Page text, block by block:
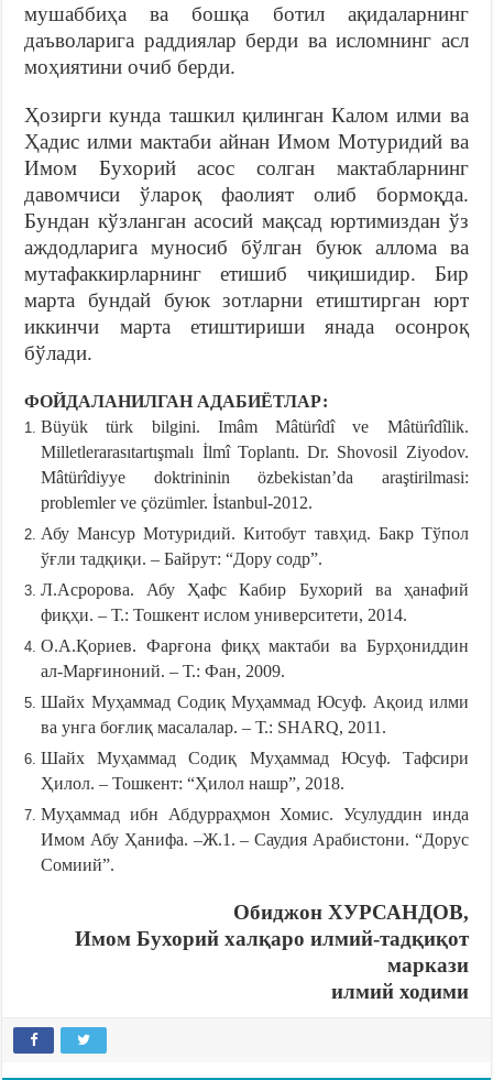
мушаббиҳа ва бошқа ботил ақидаларнинг
даъволарига раддиялар берди ва исломнинг асл
моҳиятини очиб берди.
Ҳозирги кунда ташкил қилинган Калом илми ва
Ҳадис илми мактаби айнан Имом Мотуридий ва
Имом Бухорий асос солган мактабларнинг
давомчиси ўлароқ фаолият олиб бормоқда.
Бундан кўзланган асосий мақсад юртимиздан ўз
аждодларига муносиб бўлган буюк аллома ва
мутафаккирларнинг етишиб чиқишидир. Бир
марта бундай буюк зотларни етиштирган юрт
иккинчи марта етиштириши янада осонроқ
бўлади.
ФОЙДАЛАНИЛГАН АДАБИЁТЛАР:
Büyük türk bilgini. Imâm Mâtürîdî ve Mâtürîdîlik.
Milletlerarasıtartışmalı İlmî Toplantı. Dr. Shovosil Ziyodov.
Mâtürîdiyye doktrininin özbekistanʼda araştirilmasi:
problemler ve çözümler. İstanbul-2012.
Абу Мансур Мотуридий. Китобут тавҳид. Бакр Тўпол
ўғли тадқиқи. – Байрут: “Дору содр”.
Л.Асророва. Абу Ҳафс Кабир Бухорий ва ҳанафий
фиқҳи. ‒ Т.: Тошкент ислом университети, 2014.
О.А.Қориев. Фарғона фиқҳ мактаби ва Бурҳониддин
ал-Марғиноний. ‒ Т.: Фан, 2009.
Шайх Муҳаммад Содиқ Муҳаммад Юсуф. Ақоид илми
ва унга боғлиқ масалалар. ‒ Т.: SHARQ, 2011.
Шайх Муҳаммад Содиқ Муҳаммад Юсуф. Тафсири
Ҳилол. – Тошкент: “Ҳилол нашр”, 2018.
Муҳаммад ибн Абдурраҳмон Хомис. Усулуддин инда
Имом Абу Ҳанифа. ‒Ж.1. – Саудия Арабистони. “Дорус
Сомиий”.
Обиджон ХУРСАНДОВ,
Имом Бухорий халқаро илмий-тадқиқот
маркази
илмий ходими